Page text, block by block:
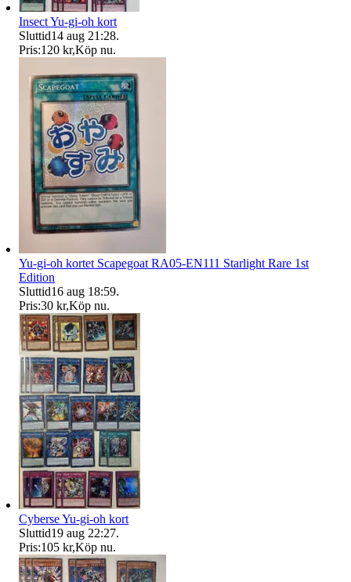
Insect Yu-gi-oh kort
Sluttid14 aug 21:28.
Pris:120 kr,Köp nu.
Yu-gi-oh kortet Scapegoat RA05-EN111 Starlight Rare 1st
Edition
Sluttid16 aug 18:59.
Pris:30 kr,Köp nu.
Cyberse Yu-gi-oh kort
Sluttid19 aug 22:27.
Pris:105 kr,Köp nu.